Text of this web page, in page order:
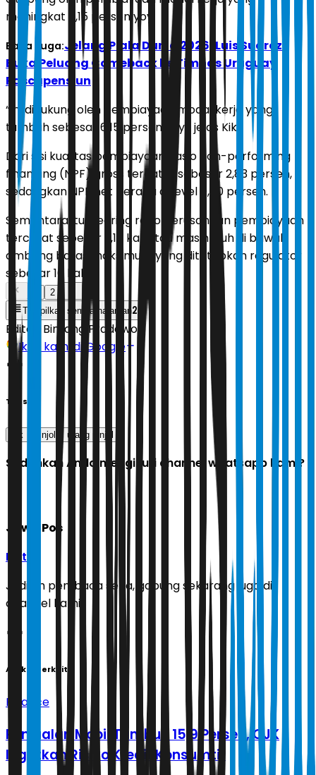
meningkat 6,15 persen yoy.
Baca Juga:Jelang Piala Dunia 2026, Luis Suarez
Buka Peluang Comeback ke Timnas Uruguay
Pascapensiun
“Ini didukung oleh pembiayaan modal kerja yang
tumbuh sebesar 6,15 persen yoy,” jelas Kiki.
Dari sisi kualitas pembiayaan, rasio non-performing
financing (NPF) gross tercatat sebesar 2,83 persen,
sedangkan NPF net berada di level 0,80 persen.
Sementara itu, gearing ratio perusahaan pembiayaan
tercatat sebesar 2,17 kali atau masih jauh di bawah
ambang batas maksimum yang ditetapkan regulator
sebesar 10 kali.
2
Tampilkan semua halaman2
Editor: Bintang Pradewo
Ikuti kami di Google
Tags
ojk pinjol utang pinjol
Sudahkah Anda mengikuti channel whatsapp kami?
Jawa Pos
Ikuti
Jadilah pembaca setia, gabung sekarang juga di
channel kami!
Artikel Terkait
Finance
Penjualan Mobil Tumbuh 15,9 Persen, OJK
Ingatkan Risiko Kredit Konsumtif